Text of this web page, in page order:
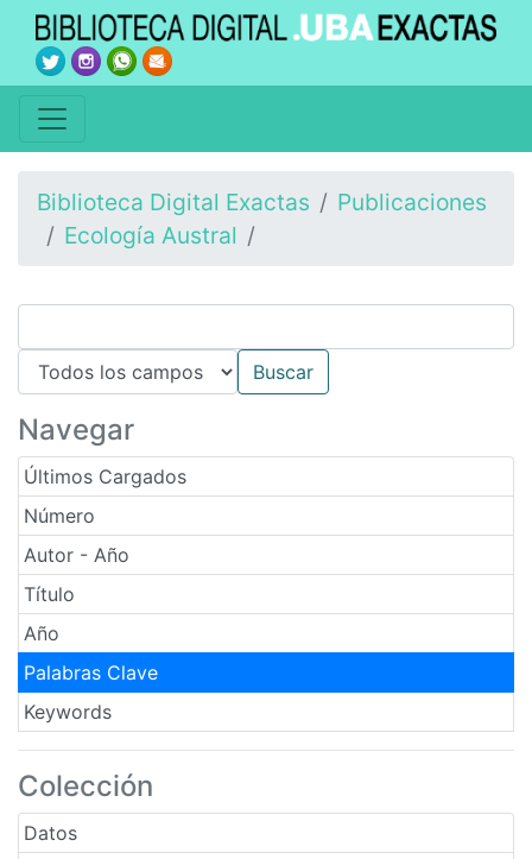
Biblioteca Digital Exactas
Publicaciones
Ecología Austral
Navegar
Últimos Cargados
Número
Autor - Año
Título
Año
Palabras Clave
Keywords
Colección
Datos